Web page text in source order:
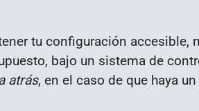
tu configuración accesible,
bajo un sistema de
atrás, en el caso de que haya